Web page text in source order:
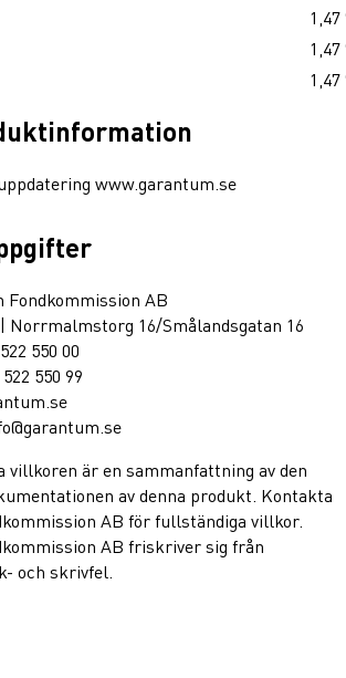
1,47
1,47
1,47
www.garantum.se
Fondkommission AB
Norrmalmstorg 16/Smålandsgatan 16
550 00
550 99
villkoren är en sammanfattning av den
av denna produkt. Kontakta
AB för fullständiga villkor.
AB friskriver sig från
och skrivfel.